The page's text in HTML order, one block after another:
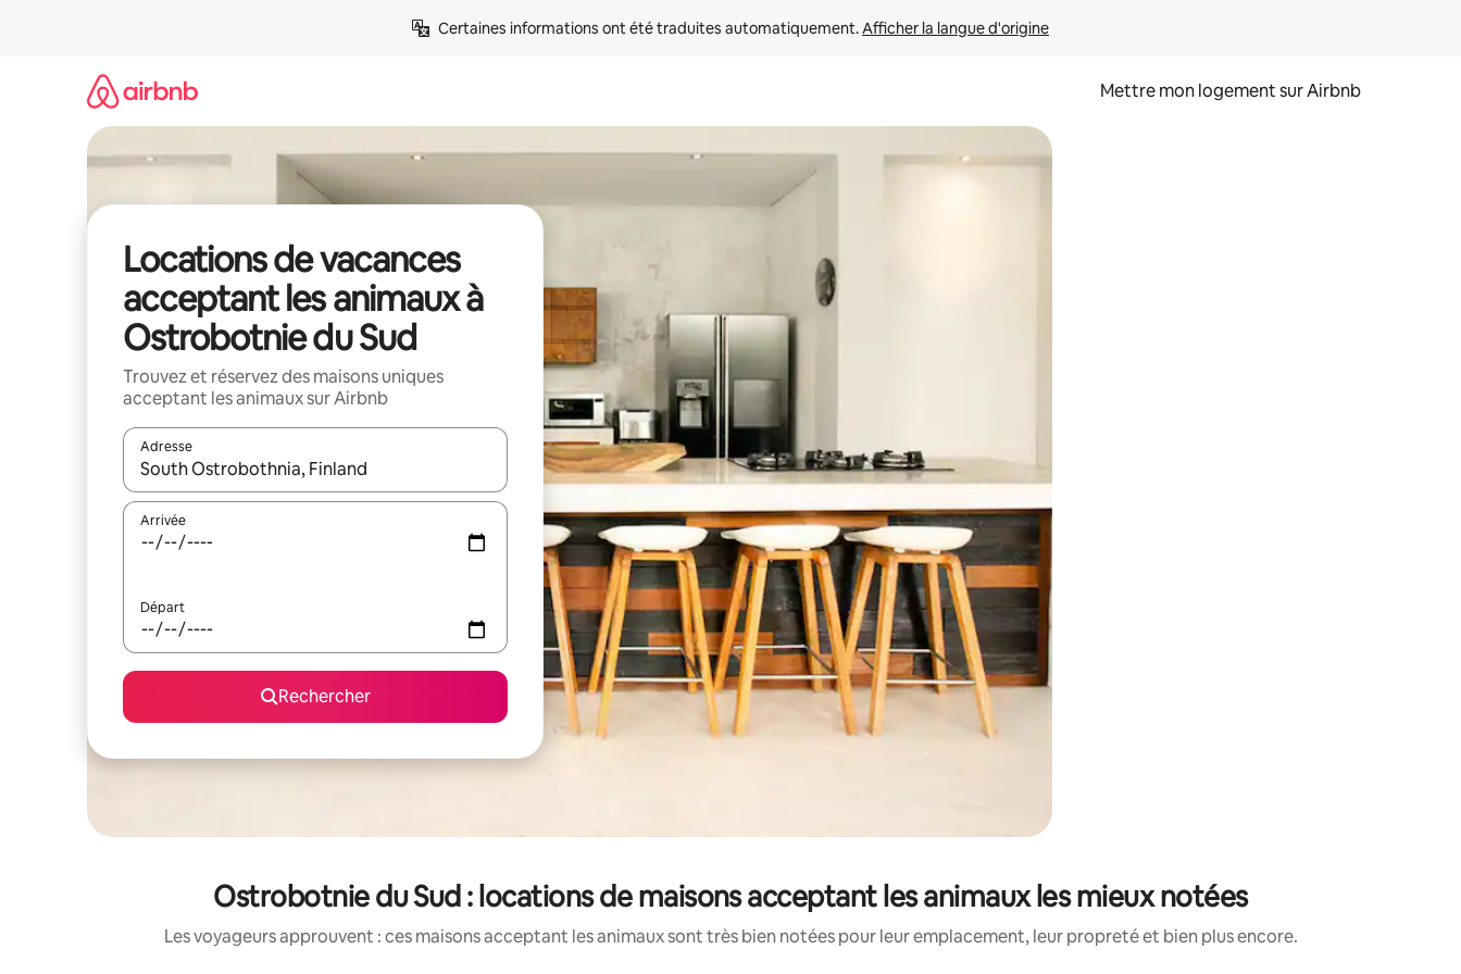
Certaines informations ont été traduites automatiquement. Afficher la langue d'origine
Mettre mon logement sur Airbnb
Locations de vacances
acceptant les animaux à
Ostrobotnie du Sud
Trouvez et réservez des maisons uniques
acceptant les animaux sur Airbnb
Adresse
Lorsque les résultats s'affichent, utilisez les flèches vers le haut et vers le bas pour les parcourir ou en appuyant et en faisant glisser.
Arrivée
Départ
Rechercher
Ostrobotnie du Sud : locations de maisons acceptant les animaux les mieux notées
Les voyageurs approuvent : ces maisons acceptant les animaux sont très bien notées pour leur emplacement, leur propreté et bien plus encore.